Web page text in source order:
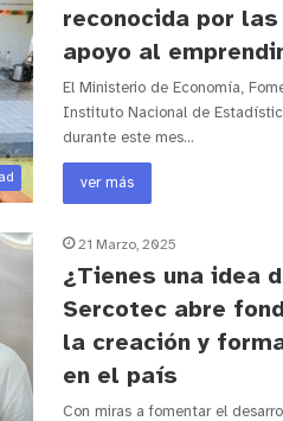
reconocida por
apoyo al
El Ministerio de Economía,
Instituto Nacional de
durante este mes…
ver más
21 Marzo, 2025
¿Tienes una idea
Sercotec abre
la creación y
en el país
Con miras a fomentar el